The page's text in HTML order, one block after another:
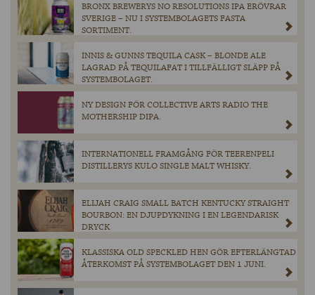
BRONX BREWERYS NO RESOLUTIONS IPA ERÖVRAR
SVERIGE – NU I SYSTEMBOLAGETS FASTA
SORTIMENT.
INNIS & GUNNS TEQUILA CASK – BLONDE ALE
LAGRAD PÅ TEQUILAFAT I TILLFÄLLIGT SLÄPP PÅ
SYSTEMBOLAGET.
NY DESIGN FÖR COLLECTIVE ARTS RADIO THE
MOTHERSHIP DIPA.
INTERNATIONELL FRAMGÅNG FÖR TEERENPELI
DISTILLERYS KULO SINGLE MALT WHISKY.
ELIJAH CRAIG SMALL BATCH KENTUCKY STRAIGHT
BOURBON: EN DJUPDYKNING I EN LEGENDARISK
DRYCK
KLASSISKA OLD SPECKLED HEN GÖR EFTERLÄNGTAD
ÅTERKOMST PÅ SYSTEMBOLAGET DEN 1 JUNI.